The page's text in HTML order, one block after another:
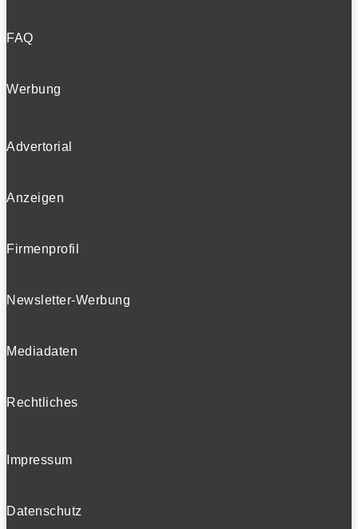
FAQ
Werbung
Advertorial
Anzeigen
Firmenprofil
Newsletter-Werbung
Mediadaten
Rechtliches
Impressum
Datenschutz